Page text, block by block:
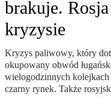
brakuje.
kryzysie
Kryzys paliwowy, który
okupowany obwód
wielogodzinnych
czarny rynek. Także